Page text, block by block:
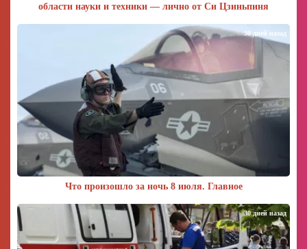
области науки и техники — лично от Си Цзиньпиня
Что произошло за ночь 8 июля. Главное
30 дней назад
30 дней назад